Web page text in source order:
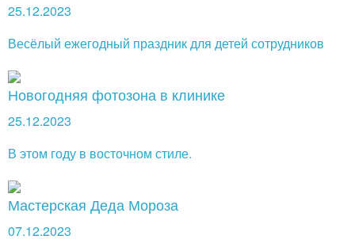
25.12.2023
Весёлый ежегодный праздник для детей сотрудников
Новогодняя фотозона в клинике
25.12.2023
В этом году в восточном стиле.
Мастерская Деда Мороза
07.12.2023